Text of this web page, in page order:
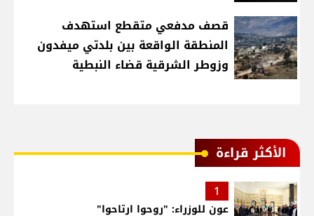
قصف مدفعي متقطع استهدف
المنطقة الواقعة بين بلدتي ميفدون
وزوطر الشرقية قضاء النبطية
الأكثر قراءة
1
عون للوزراء: "روحوا ارتاحوا"